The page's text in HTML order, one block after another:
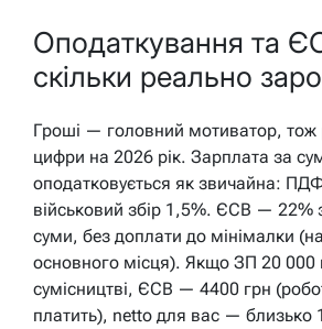
Оподаткування та
скільки реально
Гроші — головний мотиватор, тож
цифри на 2026 рік. Зарплата за
оподатковується як звичайна:
військовий збір 1,5%. ЄСВ — 22%
суми, без доплати до мінімалки (на
основного місця). Якщо ЗП 20 000
сумісництві, ЄСВ — 4400 грн
платить), netto для вас — близько